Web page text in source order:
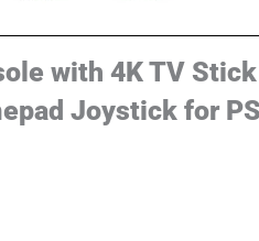
with 4K TV
Joystick for